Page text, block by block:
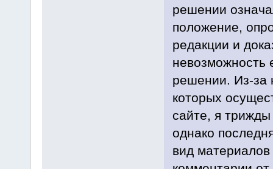
решении
положение,
редакции и
невозможность
решении. Из-за
которых
сайте, я
однако
вид материалов